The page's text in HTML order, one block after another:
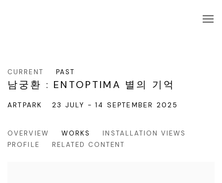
CURRENT PAST
남궁환 : ENTOPTIMA 별의 기억
23 JULY - 14 SEPTEMBER 2025
ARTPARK
OVERVIEW WORKS
INSTALLATION VIEWS
PROFILE
RELATED CONTENT